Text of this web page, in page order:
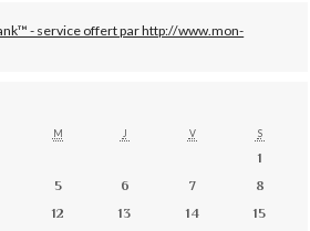
M J V S
1
5 6 7
8
12 13 14
15